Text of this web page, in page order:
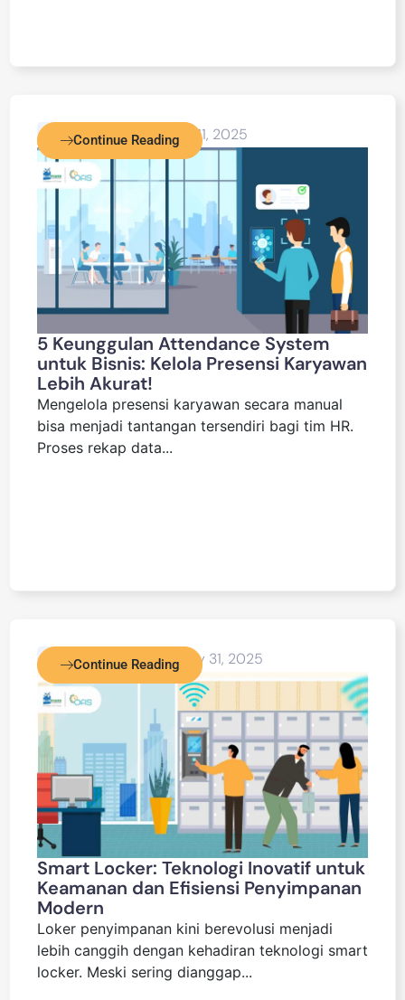
Blog Detail March 11, 2025
5 Keunggulan Attendance System
untuk Bisnis: Kelola Presensi Karyawan
Lebih Akurat!
Mengelola presensi karyawan secara manual
bisa menjadi tantangan tersendiri bagi tim HR.
Proses rekap data...
Continue Reading
Blog Detail January 31, 2025
Smart Locker: Teknologi Inovatif untuk
Keamanan dan Efisiensi Penyimpanan
Modern
Loker penyimpanan kini berevolusi menjadi
lebih canggih dengan kehadiran teknologi smart
locker. Meski sering dianggap...
Continue Reading